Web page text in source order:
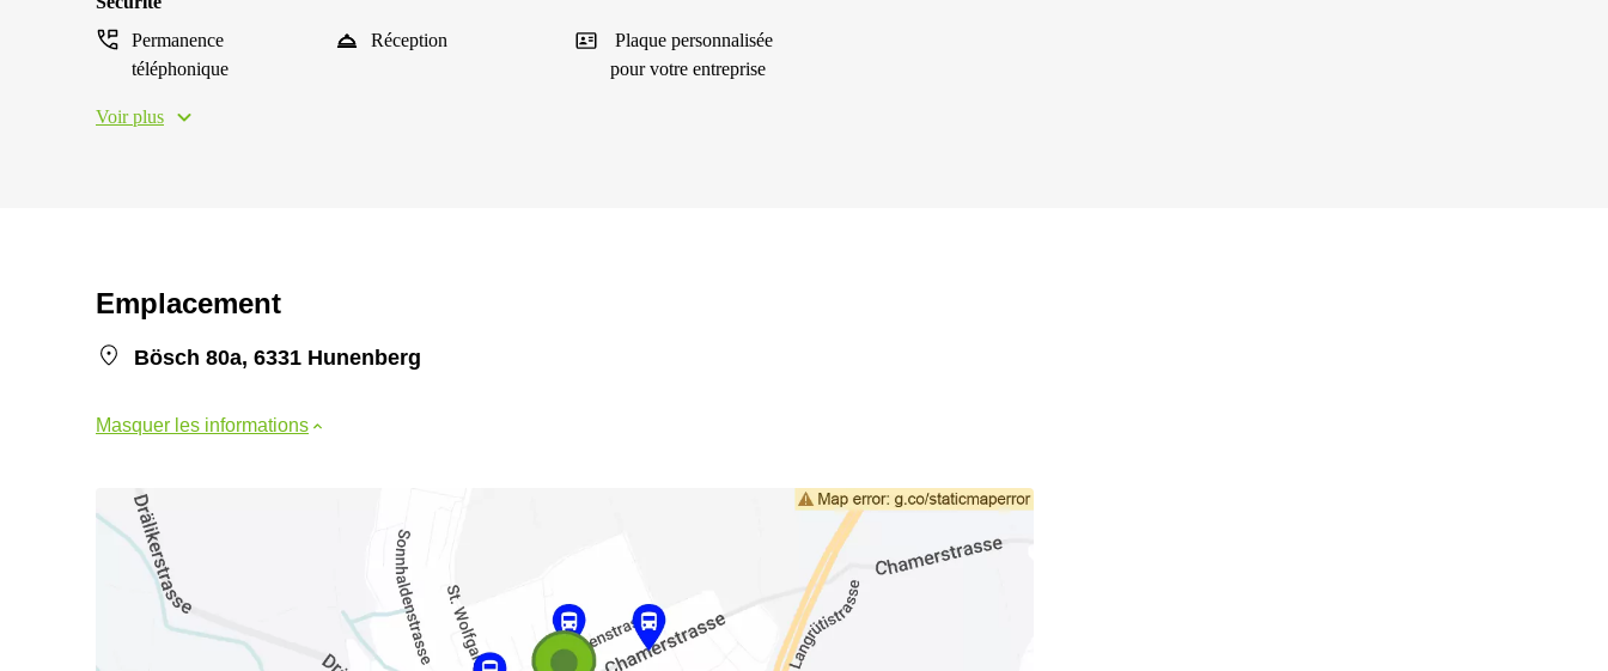
Permanence
téléphonique
Réception
Plaque personnalisée
pour votre entreprise
Voir plus
Emplacement
Bösch 80a, 6331 Hunenberg
Masquer les informations